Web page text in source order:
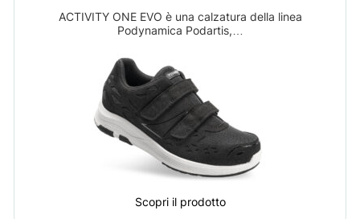
ACTIVITY ONE EVO è una calzatura della linea
Podynamica Podartis,…
Scopri il prodotto